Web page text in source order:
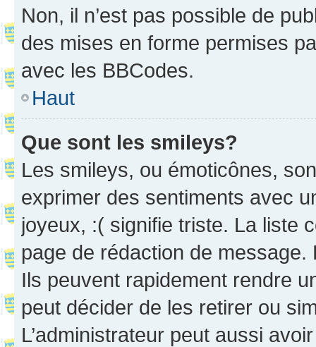
Non, il n’est pas possible de
des mises en forme permises
avec les BBCodes.
Haut
Que sont les smileys?
Les smileys, ou émoticônes,
exprimer des sentiments avec
joyeux, :( signifie triste. La liste
page de rédaction de
Ils peuvent rapidement rendre
peut décider de les retirer ou
L’administrateur peut aussi